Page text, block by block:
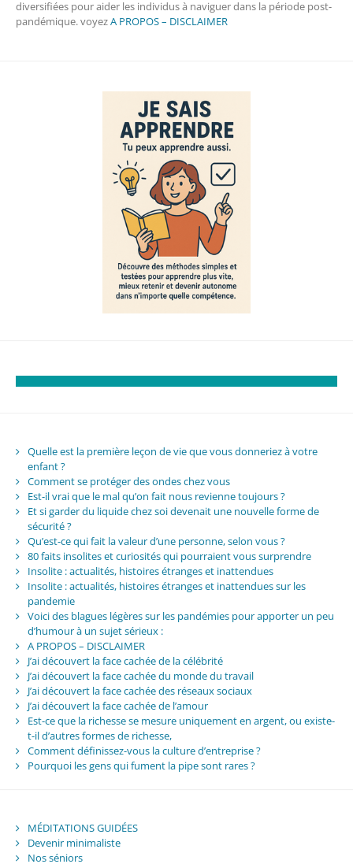
diversifiées pour aider les individus à naviguer dans la période post-
pandémique. voyezA PROPOS – DISCLAIMER
Quelle est la première leçon de vie que vous donneriez à votre
enfant ?
Comment se protéger des ondes chez vous
Est-il vrai que le mal qu’on fait nous revienne toujours ?
Et si garder du liquide chez soi devenait une nouvelle forme de
sécurité ?
Qu’est-ce qui fait la valeur d’une personne, selon vous ?
80 faits insolites et curiosités qui pourraient vous surprendre
Insolite : actualités, histoires étranges et inattendues
Insolite : actualités, histoires étranges et inattendues sur les
pandemie
Voici des blagues légères sur les pandémies pour apporter un peu
d’humour à un sujet sérieux :
A PROPOS – DISCLAIMER
J’ai découvert la face cachée de la célébrité
J’ai découvert la face cachée du monde du travail
J’ai découvert la face cachée des réseaux sociaux
J’ai découvert la face cachée de l’amour
Est-ce que la richesse se mesure uniquement en argent, ou existe-
t-il d’autres formes de richesse,
Comment définissez-vous la culture d’entreprise ?
Pourquoi les gens qui fument la pipe sont rares ?
MÉDITATIONS GUIDÉES
Devenir minimaliste
Nos séniors